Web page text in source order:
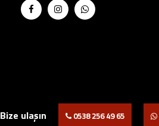
Bize ulaşın 0538 256 49 65